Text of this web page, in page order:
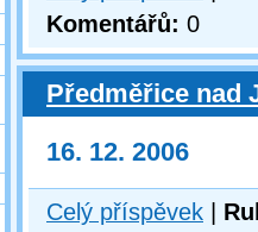
Komentářů: 0
Předměřice nad
16. 12. 2006
Celý příspěvek